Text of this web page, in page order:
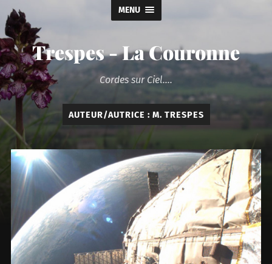
MENU
Trespes - La Couronne
Cordes sur Ciel....
AUTEUR/AUTRICE : M. TRESPES